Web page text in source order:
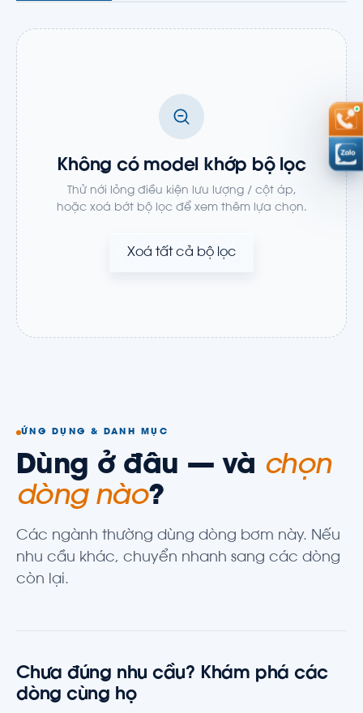
Không có model khớp bộ lọc
Thử nới lỏng điều kiện lưu lượng / cột áp,
hoặc xoá bớt bộ lọc để xem thêm lựa chọn.
Xoá tất cả bộ lọc
ỨNG DỤNG & DANH MỤC
Dùng ở đâu — và chọn
dòng nào?
Các ngành thường dùng dòng bơm này. Nếu
nhu cầu khác, chuyển nhanh sang các dòng
còn lại.
Chưa đúng nhu cầu? Khám phá các
dòng cùng họ